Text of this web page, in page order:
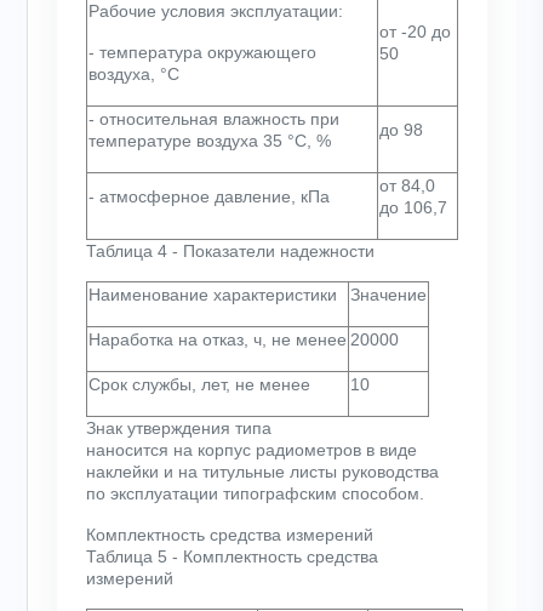
Рабочие условия эксплуатации:
- температура окружающего
воздуха, °С
от -20 до
50
- относительная влажность при
температуре воздуха 35 °С, %
до 98
- атмосферное давление, кПа
от 84,0
до 106,7
Таблица 4 - Показатели надежности
Наименование характеристики Значение
Наработка на отказ, ч, не менее 20000
Срок службы, лет, не менее 10
Знак утверждения типа
наносится на корпус радиометров в виде
наклейки и на титульные листы руководства
по эксплуатации типографским способом.
Комплектность средства измерений
Таблица 5 - Комплектность средства
измерений